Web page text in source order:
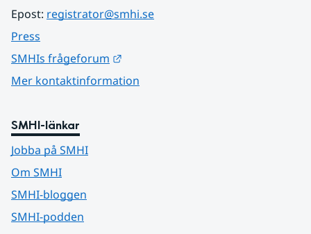
Epost: registrator@smhi.se
Press
SMHIs frågeforum
Mer kontaktinformation
SMHI-länkar
Jobba på SMHI
Om SMHI
SMHI-bloggen
SMHI-podden